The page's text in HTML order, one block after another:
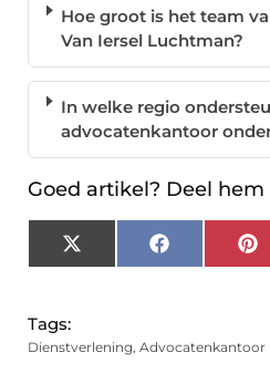
Hoe groot is het team
Van Iersel Luchtman?
In welke regio
advocatenkantoor
Goed artikel? Deel hem
X
(Twitter)
Facebook
Tags:
Dienstverlening,